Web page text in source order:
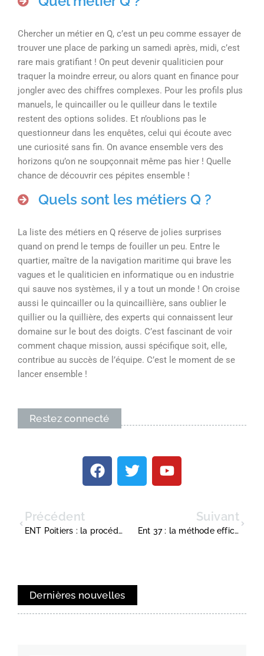
Chercher un métier en Q, c’est un peu comme essayer de
trouver une place de parking un samedi après, midi, c’est
rare mais gratifiant ! On peut devenir qualiticien pour
traquer la moindre erreur, ou alors quant en finance pour
jongler avec des chiffres complexes. Pour les profils plus
manuels, le quincailler ou le quilleur dans le textile
restent des options solides. Et n’oublions pas le
questionneur dans les enquêtes, celui qui écoute avec
une curiosité sans fin. On avance ensemble vers des
horizons qu’on ne soupçonnait même pas hier ! Quelle
chance de découvrir ces pépites ensemble !
Quels sont les métiers Q ?
La liste des métiers en Q réserve de jolies surprises
quand on prend le temps de fouiller un peu. Entre le
quartier, maître de la navigation maritime qui brave les
vagues et le qualiticien en informatique ou en industrie
qui sauve nos systèmes, il y a tout un monde ! On croise
aussi le quincailler ou la quincaillière, sans oublier le
quillier ou la quillière, des experts qui connaissent leur
domaine sur le bout des doigts. C’est fascinant de voir
comment chaque mission, aussi spécifique soit, elle,
contribue au succès de l’équipe. C’est le moment de se
lancer ensemble !
Restez connecté
Précédent
ENT Poitiers : la procédure pour se connecter au nouveau portail Iris
Suivant
Ent 37 : la méthode efficace pour accéder à votre espace parent
Dernières nouvelles